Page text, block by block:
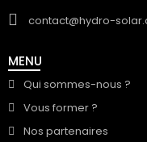
contact@hydro-
MENU
Qui sommes-nous ?
Vous former ?
Nos partenaires